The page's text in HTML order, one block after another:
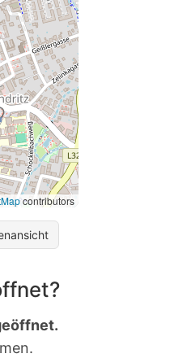
contributors